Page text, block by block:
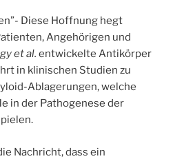
Diese Hoffnung hegt
Angehörigen und
et al. entwickelte Antikörper
in klinischen Studien zu
Ablagerungen, welche
in der Pathogenese der
Nachricht, dass ein